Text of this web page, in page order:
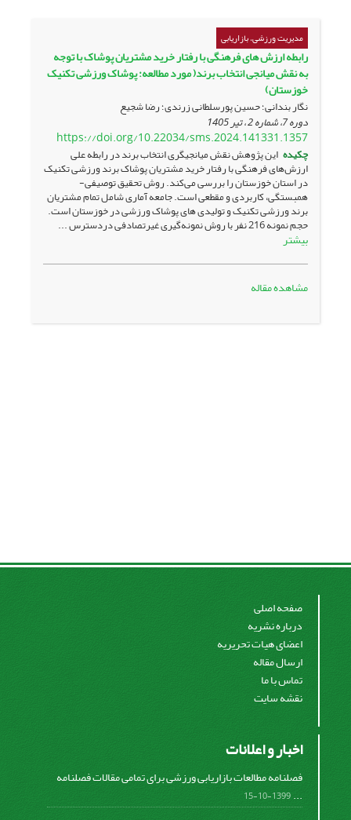
مدیریت ورزشی، بازاریابی
رابطه ارزش های فرهنگی با رفتار خرید مشتریان پوشاک با توجه
به نقش میانجی انتخاب برند( مورد مطالعه: پوشاک ورزشی تکنیک
خوزستان)
نگار بندانی؛ حسین پورسلطانی زرندی؛ رضا شجیع
دوره 7، شماره 2 ، تیر 1405
https://doi.org/10.22034/sms.2024.141331.1357
چکیده این پژوهش نقش میانجیگری انتخاب برند در رابطه علی
ارزش‌های فرهنگی با رفتار خرید مشتریان پوشاک برند ورزشی تکنیک
در استان خوزستان را بررسی می‌کند. روش تحقیق توصیفی-
همبستگی، کاربردی و مقطعی است. جامعه آماری شامل تمام مشتریان
برند ورزشی تکنیک و تولیدی های پوشاک ورزشی در خوزستان است.
حجم نمونه 216 نفر با روش نمونه‌گیری غیرتصادفی دردسترس ...
بیشتر
مشاهده مقاله
صفحه اصلی
درباره نشریه
اعضای هیات تحریریه
ارسال مقاله
تماس با ما
نقشه سایت
اخبار و اعلانات
فصلنامه مطالعات بازاریابی ورزشی برای تمامی مقالات فصلنامه
...
1399-10-15